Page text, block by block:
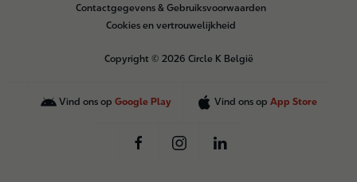
Contactgegevens & Gebruiksvoorwaarden
Cookies en vertrouwelijkheid
Copyright © 2026 Circle K België
Vind ons op Google Play Vind ons op App Store